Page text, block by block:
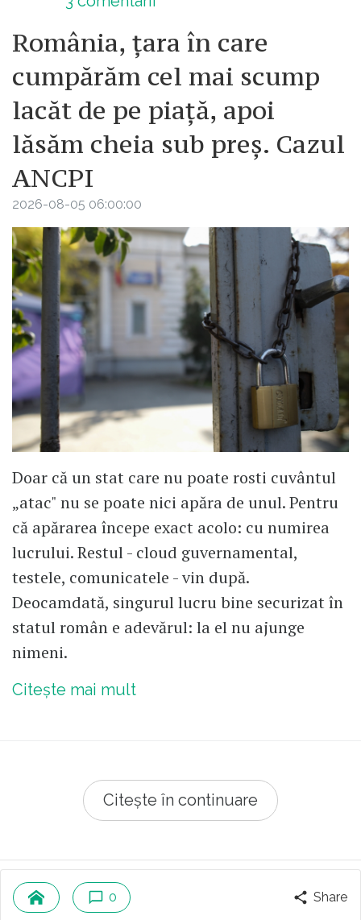
România, țara în care
cumpărăm cel mai scump
lacăt de pe piață, apoi
lăsăm cheia sub preș. Cazul
ANCPI
2026-08-05 06:00:00
Doar că un stat care nu poate rosti cuvântul
„atac" nu se poate nici apăra de unul. Pentru
că apărarea începe exact acolo: cu numirea
lucrului. Restul - cloud guvernamental,
testele, comunicatele - vin după.
Deocamdată, singurul lucru bine securizat în
statul român e adevărul: la el nu ajunge
nimeni.
Citește mai mult
Citește în continuare
© 2026 Republica.ro
Politica de confidentialitate
Cine suntem
0 Share